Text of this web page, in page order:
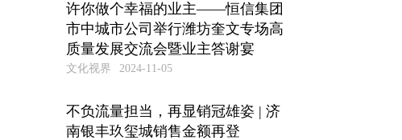
许你做个幸福的业主——恒信集团
市中城市公司举行潍坊奎文专场高
质量发展交流会暨业主答谢宴
文化视界 2024-11-05
不负流量担当，再显销冠雄姿 | 济
南银丰玖玺城销售金额再登